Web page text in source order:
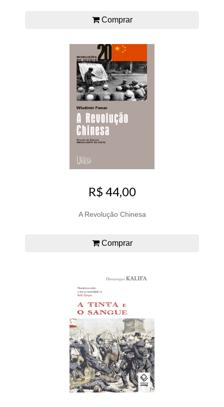
Comprar
R$ 44,00
A Revolução Chinesa
Comprar